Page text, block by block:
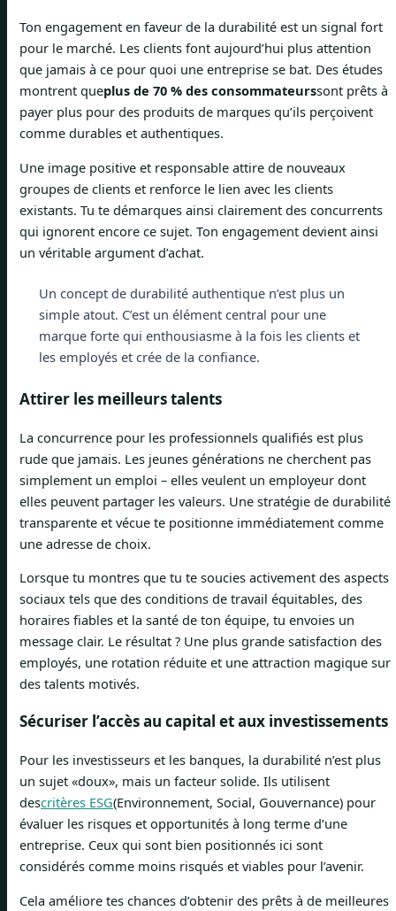
Ton engagement en faveur de la durabilité est un signal fort
pour le marché. Les clients font aujourd’hui plus attention
que jamais à ce pour quoi une entreprise se bat. Des études
montrent queplus de 70 % des consommateurssont prêts à
payer plus pour des produits de marques qu’ils perçoivent
comme durables et authentiques.
Une image positive et responsable attire de nouveaux
groupes de clients et renforce le lien avec les clients
existants. Tu te démarques ainsi clairement des concurrents
qui ignorent encore ce sujet. Ton engagement devient ainsi
un véritable argument d’achat.
Un concept de durabilité authentique n’est plus un
simple atout. C’est un élément central pour une
marque forte qui enthousiasme à la fois les clients et
les employés et crée de la confiance.
Attirer les meilleurs talents
La concurrence pour les professionnels qualifiés est plus
rude que jamais. Les jeunes générations ne cherchent pas
simplement un emploi – elles veulent un employeur dont
elles peuvent partager les valeurs. Une stratégie de durabilité
transparente et vécue te positionne immédiatement comme
une adresse de choix.
Lorsque tu montres que tu te soucies activement des aspects
sociaux tels que des conditions de travail équitables, des
horaires fiables et la santé de ton équipe, tu envoies un
message clair. Le résultat ? Une plus grande satisfaction des
employés, une rotation réduite et une attraction magique sur
des talents motivés.
Sécuriser l’accès au capital et aux investissements
Pour les investisseurs et les banques, la durabilité n’est plus
un sujet «doux», mais un facteur solide. Ils utilisent
descritères ESG(Environnement, Social, Gouvernance) pour
évaluer les risques et opportunités à long terme d’une
entreprise. Ceux qui sont bien positionnés ici sont
considérés comme moins risqués et viables pour l’avenir.
Cela améliore tes chances d’obtenir des prêts à de meilleures